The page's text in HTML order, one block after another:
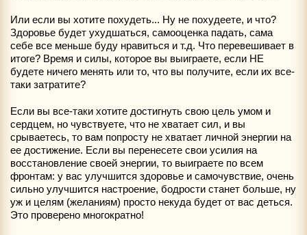
Или если вы хотите похудеть... Ну не похудеете, и что?
Здоровье будет ухудшаться, самооценка падать, сама
себе все меньше буду нравиться и т.д. Что перевешивает в
итоге? Время и силы, которое вы выиграете, если НЕ
будете ничего менять или то, что вы получите, если их все-
таки затратите?
Если вы все-таки хотите достигнуть свою цель умом и
сердцем, но чувствуете, что не хватает сил, и вы
срываетесь, то вам попросту не хватает личной энергии на
ее достижение. Если вы перенесете свои усилия на
восстановление своей энергии, то выиграете по всем
фронтам: у вас улучшится здоровье и самочувствие, очень
сильно улучшится настроение, бодрости станет больше, ну
уж и целям (желаниям) просто некуда будет от вас деться.
Это проверено многократно!